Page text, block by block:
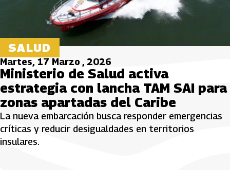
SALUD
Martes, 17 Marzo , 2026
Ministerio de Salud activa
estrategia con lancha TAM SAI para
zonas apartadas del Caribe
La nueva embarcación busca responder emergencias
críticas y reducir desigualdades en territorios
insulares.